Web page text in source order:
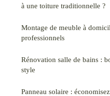
à une toiture traditionnelle ?
Montage de meuble à
professionnels
Rénovation salle de bains :
style
Panneau solaire :